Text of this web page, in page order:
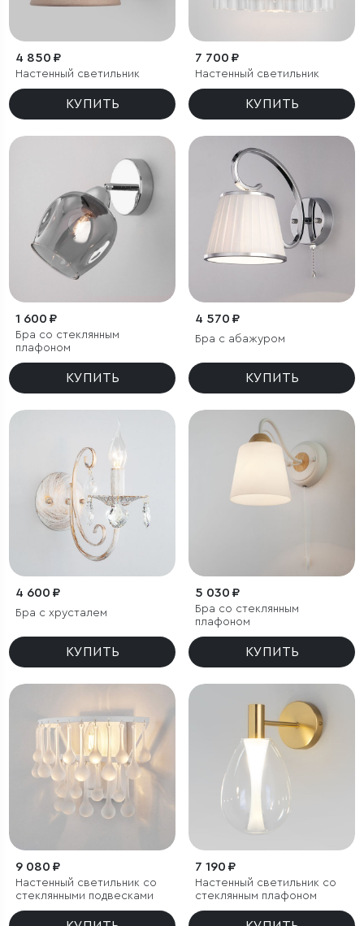
4 850 ₽
Настенный светильник
КУПИТЬ
7 700 ₽
Настенный светильник
КУПИТЬ
1 600 ₽
Бра со стеклянным
плафоном
КУПИТЬ
4 570 ₽
Бра с абажуром
КУПИТЬ
4 600 ₽
Бра с хрусталем
КУПИТЬ
5 030 ₽
Бра со стеклянным
плафоном
КУПИТЬ
9 080 ₽
Настенный светильник со
стеклянными подвесками
7 190 ₽
Настенный светильник со
стеклянным плафоном